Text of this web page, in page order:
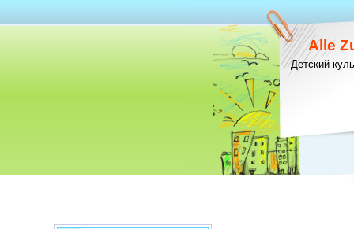
Alle
Детский